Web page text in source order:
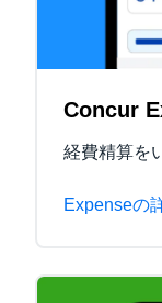
Concur
経費精算を
Expenseの